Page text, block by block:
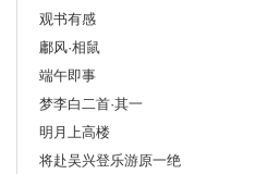
观书有感
鄘风·相鼠
端午即事
梦李白二首·其一
明月上高楼
将赴吴兴登乐游原一绝